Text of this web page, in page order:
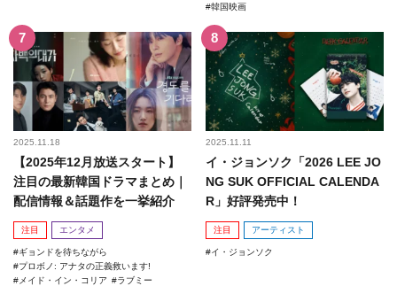
韓国映画
2025.11.18
【2025年12月放送スタート】
注目の最新韓国ドラマまとめ｜
配信情報＆話題作を一挙紹介
注目 エンタメ
ギョンドを待ちながら
プロボノ: アナタの正義救います!
メイド・イン・コリア
ラブミー
2025.11.11
イ・ジョンソク「2026 LEE JO
NG SUK OFFICIAL CALENDA
R」好評発売中！
注目 アーティスト
イ・ジョンソク